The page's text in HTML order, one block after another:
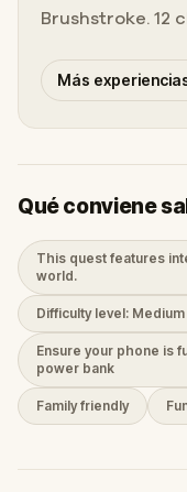
Brushstroke. 12
Más
Qué conviene
This quest features
world.
Difficulty level:
Ensure your phone is
power bank
Family friendly